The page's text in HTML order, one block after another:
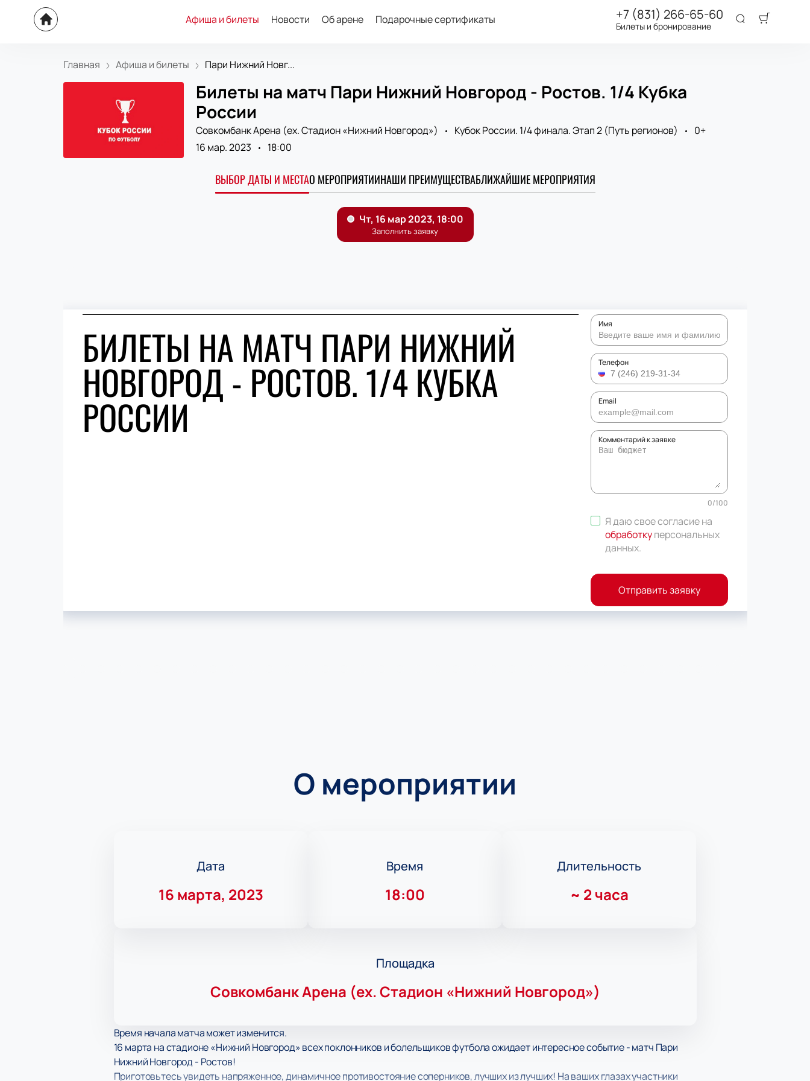
Афиша и билеты Новости Об арене Подарочные сертификаты +7 (831) 266-65-60
Билеты и бронирование
Главная Афиша и билеты Пари Нижний Новг...
Билеты на матч Пари Нижний Новгород - Ростов. 1/4 Кубка
России
Совкомбанк Арена (ex. Стадион «Нижний Новгород») Кубок России. 1/4 финала. Этап 2 (Путь регионов)
0+
16 мар. 2023
18:00
ВЫБОР ДАТЫ И МЕСТАО МЕРОПРИЯТИИНАШИ ПРЕИМУЩЕСТВАБЛИЖАЙШИЕ МЕРОПРИЯТИЯ
БИЛЕТЫ НА МАТЧ ПАРИ НИЖНИЙ
НОВГОРОД - РОСТОВ. 1/4 КУБКА
РОССИИ
Имя
Телефон
Email
Комментарий к заявке
0/100
Я даю свое согласие на
обработкуперсональных
данных.
Отправить заявку
О мероприятии
Дата
16 марта, 2023
Время
18:00
Длительность
~ 2 часа
Площадка
Совкомбанк Арена (ex. Стадион «Нижний Новгород»)
Время начала матча может изменится.
16 марта на стадионе «Нижний Новгород» всех поклонников и болельщиков футбола ожидает интересное событие - матч Пари
Нижний Новгород - Ростов!
Приготовьтесь увидеть напряженное, динамичное противостояние соперников, лучших из лучших! На ваших глазах участники